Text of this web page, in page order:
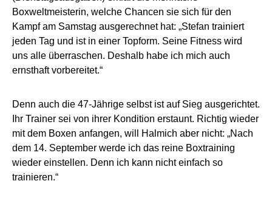
Boxweltmeisterin, welche Chancen sie sich für den
Kampf am Samstag ausgerechnet hat: „Stefan trainiert
jeden Tag und ist in einer Topform. Seine Fitness wird
uns alle überraschen. Deshalb habe ich mich auch
ernsthaft vorbereitet.“
Denn auch die 47-Jährige selbst ist auf Sieg ausgerichtet.
Ihr Trainer sei von ihrer Kondition erstaunt. Richtig wieder
mit dem Boxen anfangen, will Halmich aber nicht: „Nach
dem 14. September werde ich das reine Boxtraining
wieder einstellen. Denn ich kann nicht einfach so
trainieren.“